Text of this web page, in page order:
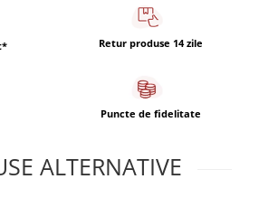
Retur produse 14 zile
Puncte de fidelitate
ALTERNATIVE